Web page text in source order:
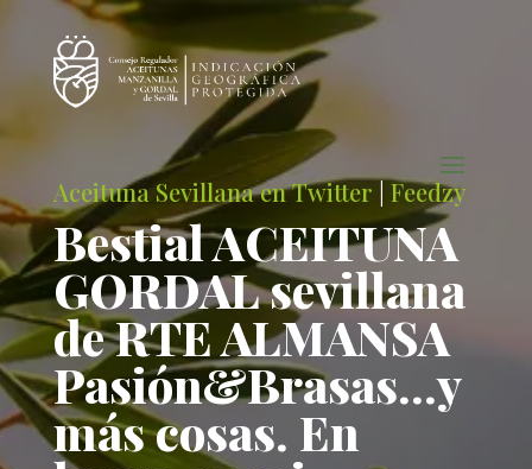
Aceituna Sevillana en Twitter Feedzy
Bestial ACEITUNA
GORDAL sevillana
de RTE ALMANSA
Pasión&Brasas…y
más cosas. En